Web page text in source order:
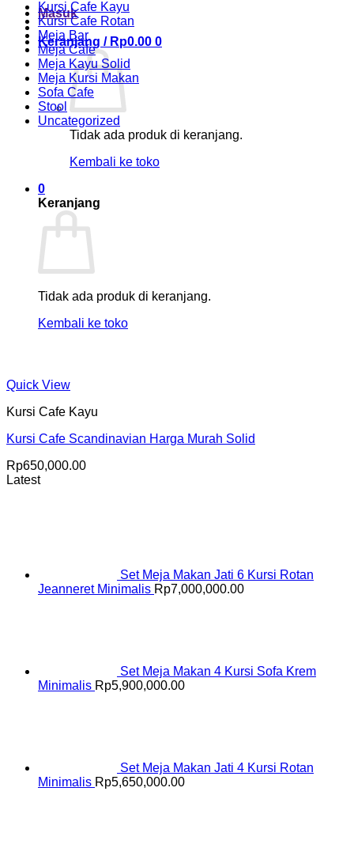
Masuk
Keranjang / Rp0.00 0
Tidak ada produk di keranjang.
Kembali ke toko
0
Keranjang
Tidak ada produk di keranjang.
Kembali ke toko
Kursi Cafe Kayu
Kursi Cafe Rotan
Meja Bar
Meja Cafe
Meja Kayu Solid
Meja Kursi Makan
Sofa Cafe
Stool
Uncategorized
Quick View
Kursi Cafe Kayu
Kursi Cafe Scandinavian Harga Murah Solid
Rp650,000.00
Latest
Set Meja Makan Jati 6 Kursi Rotan
Jeanneret Minimalis Rp7,000,000.00
Set Meja Makan 4 Kursi Sofa Krem
Minimalis Rp5,900,000.00
Set Meja Makan Jati 4 Kursi Rotan
Minimalis Rp5,650,000.00